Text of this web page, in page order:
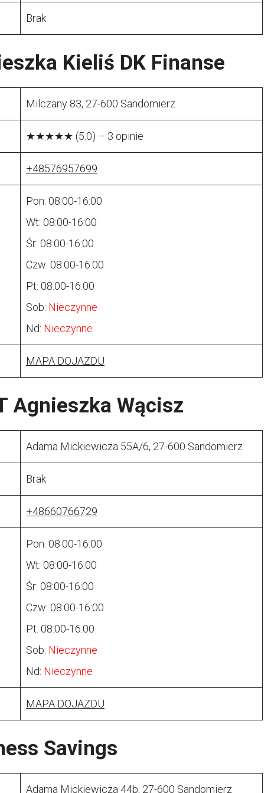
Brak
Kieliś DK Finanse
Milczany 83, 27-600 Sandomierz
★★★★★ (5.0) – 3 opinie
+48576957699
Pon: 08:00-16:00
Wt: 08:00-16:00
Śr: 08:00-16:00
Czw: 08:00-16:00
Pt: 08:00-16:00
Sob: Nieczynne
Nd: Nieczynne
MAPA DOJAZDU
Agnieszka Wącisz
Adama Mickiewicza 55A/6, 27-600 Sandomierz
Brak
+48660766729
Pon: 08:00-16:00
Wt: 08:00-16:00
Śr: 08:00-16:00
Czw: 08:00-16:00
Pt: 08:00-16:00
Sob: Nieczynne
Nd: Nieczynne
MAPA DOJAZDU
Savings
Adama Mickiewicza 44b, 27-600 Sandomierz